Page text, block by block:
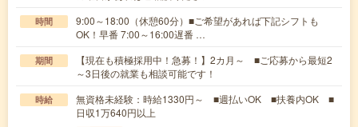
時間
9:00～18:00（休憩60分）■ご希望があれば下記シフトも
OK！早番 7:00～16:00遅番 …
期間
【現在も積極採用中！急募！】2カ月～ ■ご応募から最短2
～3日後の就業も相談可能です！
時給
無資格未経験：時給1330円～ ■週払いOK ■扶養内OK ■
日収1万640円以上